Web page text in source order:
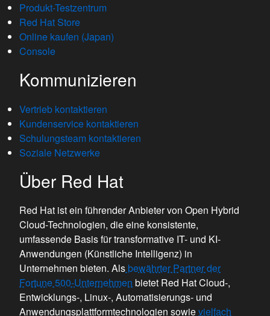
Produkt-Testzentrum
Red Hat Store
Online kaufen (Japan)
Console
Kommunizieren
Vertrieb kontaktieren
Kundenservice kontaktieren
Schulungsteam kontaktieren
Soziale Netzwerke
Über Red Hat
Red Hat ist ein führender Anbieter von Open Hybrid
Cloud-Technologien, die eine konsistente,
umfassende Basis für transformative IT- und KI-
Anwendungen (Künstliche Intelligenz) in
Unternehmen bieten. Als bewährter Partner der
Fortune 500-Unternehmen bietet Red Hat Cloud-,
Entwicklungs-, Linux-, Automatisierungs- und
Anwendungsplattformtechnologien sowievielfach